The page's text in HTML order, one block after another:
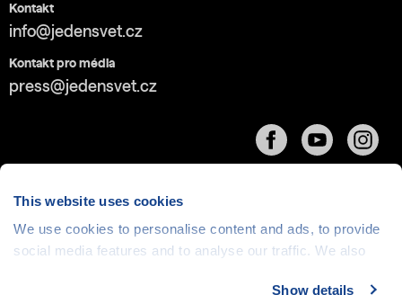
This website uses cookies
We use cookies to personalise content and ads, to provide
social media features and to analyse our traffic. We also
Show details
Kontakt
info@jedensvet.cz
Kontakt pro média
press@jedensvet.cz
Cookies| © 1999-2026 Člověk v tísni o.p.s., web běží